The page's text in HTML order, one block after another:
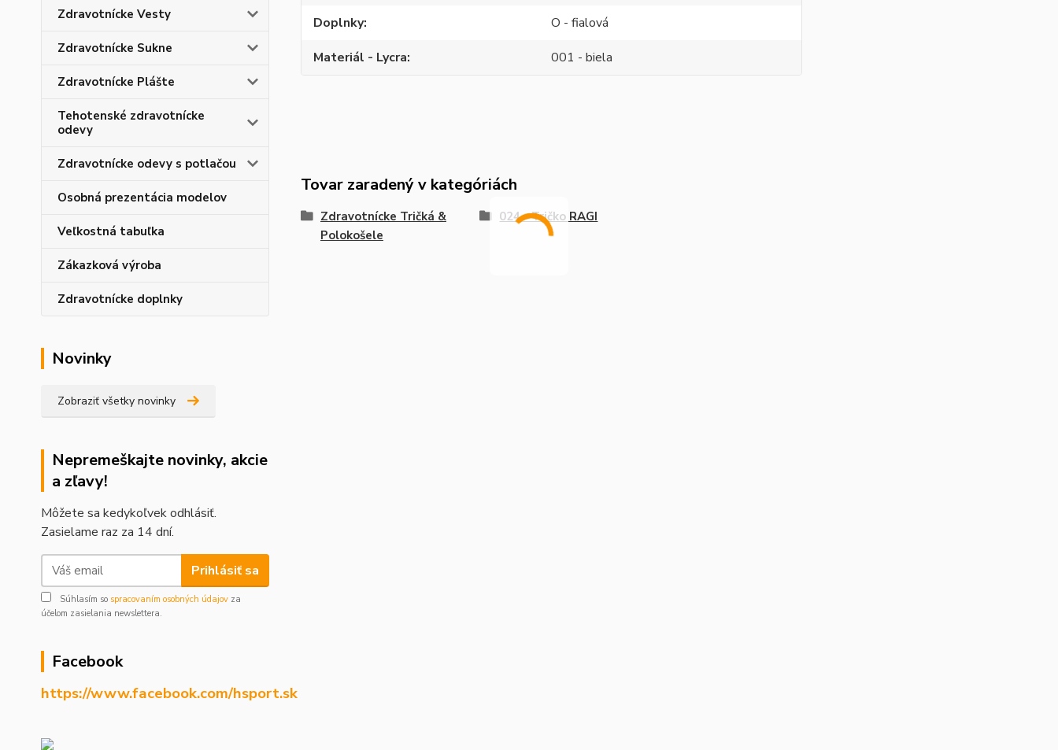
Zdravotnícke Vesty
Zdravotnícke Sukne
Zdravotnícke Plášte
Tehotenské zdravotnícke
odevy
Zdravotnícke odevy s potlačou
Osobná prezentácia modelov
Veľkostná tabuľka
Zákazková výroba
Zdravotnícke doplnky
Novinky
Zobraziť všetky novinky
Nepremeškajte novinky, akcie
a zľavy!
Môžete sa kedykoľvek odhlásiť.
Zasielame raz za 14 dní.
Prihlásiť sa
Súhlasím so spracovaním osobných údajov za
účelom zasielania newslettera.
Facebook
https://www.facebook.com/hsport.sk
Doplnky
O - fialová
Materiál - Lycra
001 - biela
Tovar zaradený v kategóriách
Zdravotnícke Tričká &
Polokošele
024 - Tričko RAGI